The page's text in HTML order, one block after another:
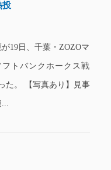
投
19日、千葉・ZOZOマ
トバンクホークス戦
た。 【写真あり】見事